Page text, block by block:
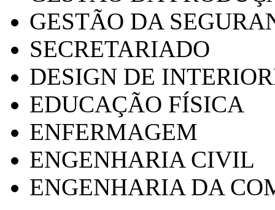
GESTÃO DA
SECRETARIADO
DESIGN DE
EDUCAÇÃO FÍSICA
ENFERMAGEM
ENGENHARIA CIVIL
ENGENHARIA DA